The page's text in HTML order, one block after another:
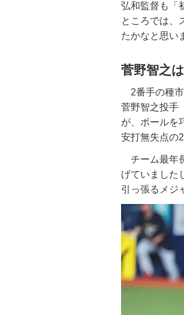
弘和監督も「
ところでは、
たかなと思い
菅野智之
2番手の種市
菅野智之投手
が、ボールを
安打無失点の
チーム最年
げていました
引っ張るメジ